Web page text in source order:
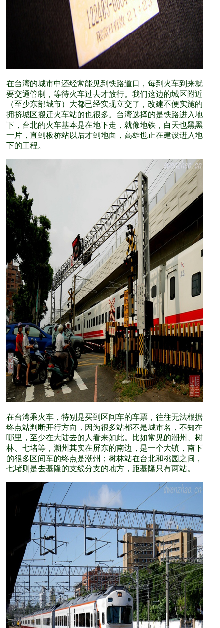
在台湾的城市中还经常能见到铁路道口，每到火车到来就
要交通管制，等待火车过去才放行。我们这边的城区附近
（至少东部城市）大都已经实现立交了，改建不便实施的
拥挤城区搬迁火车站的也很多。台湾选择的是铁路进入地
下，台北的火车基本是在地下走，就像地铁，白天也黑黑
一片，直到板桥站以后才到地面，高雄也正在建设进入地
下的工程。
在台湾乘火车，特别是买到区间车的车票，往往无法根据
终点站判断开行方向，因为很多站都不是城市名，不知在
哪里，至少在大陆去的人看来如此。比如常见的潮州、树
林、七堵等，潮州其实在屏东的南边，是一个大镇，南下
的很多区间车的终点是潮州；树林站在台北和桃园之间，
七堵则是去基隆的支线分支的地方，距基隆只有两站。